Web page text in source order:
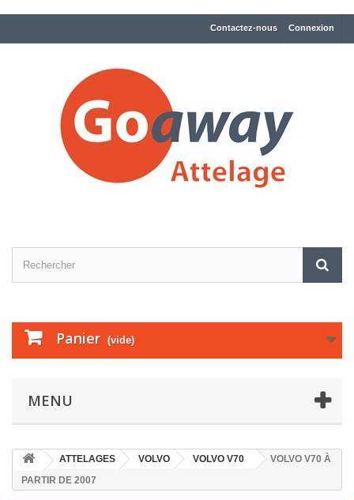
Connexion
Contactez-nous
Panier (vide)
MENU
ATTELAGES VOLVO VOLVO V70
VOLVO V70 À
PARTIR DE 2007